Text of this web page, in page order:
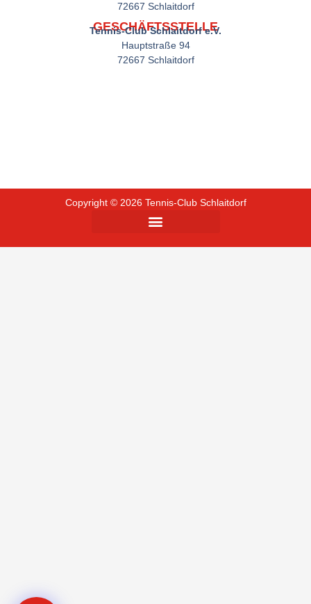
72667 Schlaitdorf
GESCHÄFTSSTELLE
Tennis-Club Schlaitdorf e.V.
Hauptstraße 94
72667 Schlaitdorf
Copyright © 2026 Tennis-Club Schlaitdorf